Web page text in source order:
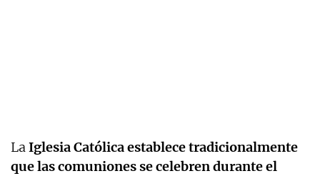
LaIglesia Católica establece tradicionalmente
que las comuniones se celebren durante el